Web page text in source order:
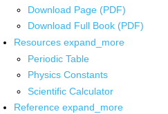
Download Page (PDF)
Download Full Book (PDF)
Resources expand_more
Periodic Table
Physics Constants
Scientific Calculator
Reference expand_more